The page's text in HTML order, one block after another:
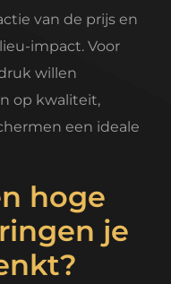
van de prijs en
impact. Voor
willen
op kwaliteit,
een ideale
hoge
je